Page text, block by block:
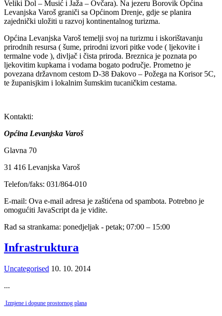
Veliki Dol – Musić i Jaža – Ovčara). Na jezeru Borovik Općina
Levanjska Varoš graniči sa Općinom Drenje, gdje se planira
zajednički uložiti u razvoj kontinentalnog turizma.
Općina Levanjska Varoš temelji svoj na turizmu i iskorištavanju
prirodnih resursa ( šume, prirodni izvori pitke vode ( ljekovite i
termalne vode ), divljač i čista priroda. Breznica je poznata po
ljekovitim kupkama i vodama bogato područje. Prometno je
povezana državnom cestom D-38 Đakovo – Požega na Korisor 5C,
te županisjkim i lokalnim šumskim tucaničkim cestama.
Kontakti:
Općina Levanjska Varoš
Glavna 70
31 416 Levanjska Varoš
Telefon/faks: 031/864-010
E-mail: Ova e-mail adresa je zaštićena od spambota. Potrebno je
omogućiti JavaScript da je vidite.
Rad sa strankama: ponedjeljak - petak; 07:00 – 15:00
Infrastruktura
Uncategorised 10. 10. 2014
...
Izmjene i dopune prostornog plana